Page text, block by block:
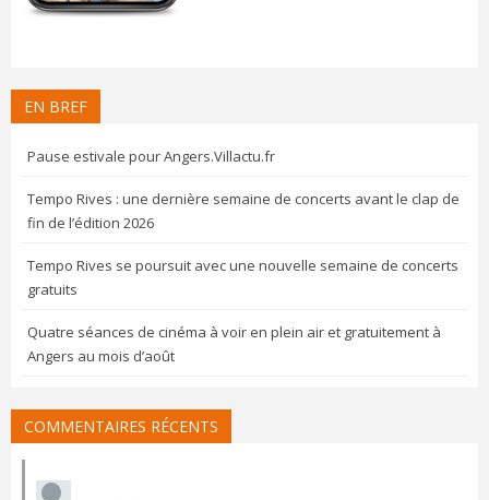
EN BREF
Pause estivale pour Angers.Villactu.fr
Tempo Rives : une dernière semaine de concerts avant le clap de
fin de l’édition 2026
Tempo Rives se poursuit avec une nouvelle semaine de concerts
gratuits
Quatre séances de cinéma à voir en plein air et gratuitement à
Angers au mois d’août
COMMENTAIRES RÉCENTS